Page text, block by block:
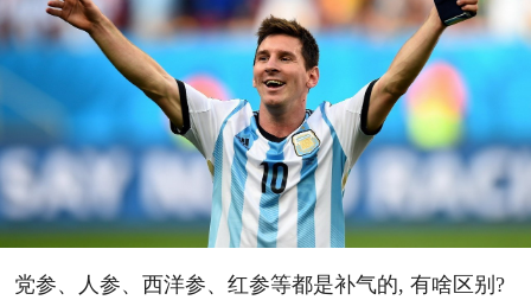
党参、人参、西洋参、红参等都是补气的, 有啥区别?